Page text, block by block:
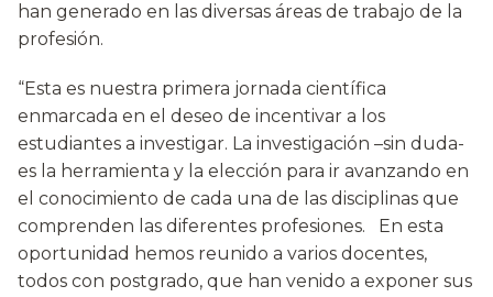
han generado en las diversas áreas de trabajo de la
profesión.
“Esta es nuestra primera jornada científica
enmarcada en el deseo de incentivar a los
estudiantes a investigar. La investigación –sin duda-
es la herramienta y la elección para ir avanzando en
el conocimiento de cada una de las disciplinas que
comprenden las diferentes profesiones. En esta
oportunidad hemos reunido a varios docentes,
todos con postgrado, que han venido a exponer sus